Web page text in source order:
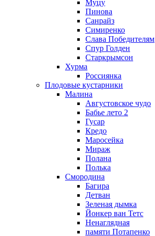
Муцу
Пинова
Санрайз
Симиренко
Слава Победителям
Спур Голден
Старкрымсон
Хурма
Россиянка
Плодовые кустарники
Малина
Августовское чудо
Бабье лето 2
Гусар
Кредо
Маросейка
Мираж
Полана
Полька
Смородина
Багира
Детван
Зеленая дымка
Йонкер ван Тетс
Ненаглядная
памяти Потапенко